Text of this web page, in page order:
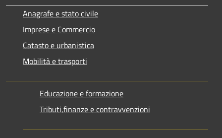
Anagrafe e stato civile
Imprese e Commercio
Catasto e urbanistica
Mobilità e trasporti
Educazione e formazione
Tributi,finanze e contravvenzioni